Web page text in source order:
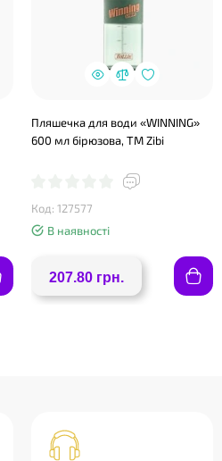
Пляшечка для води «WINNING»
600 мл бірюзова, ТМ Zibi
Код: 127577
В наявності
207.80 грн.